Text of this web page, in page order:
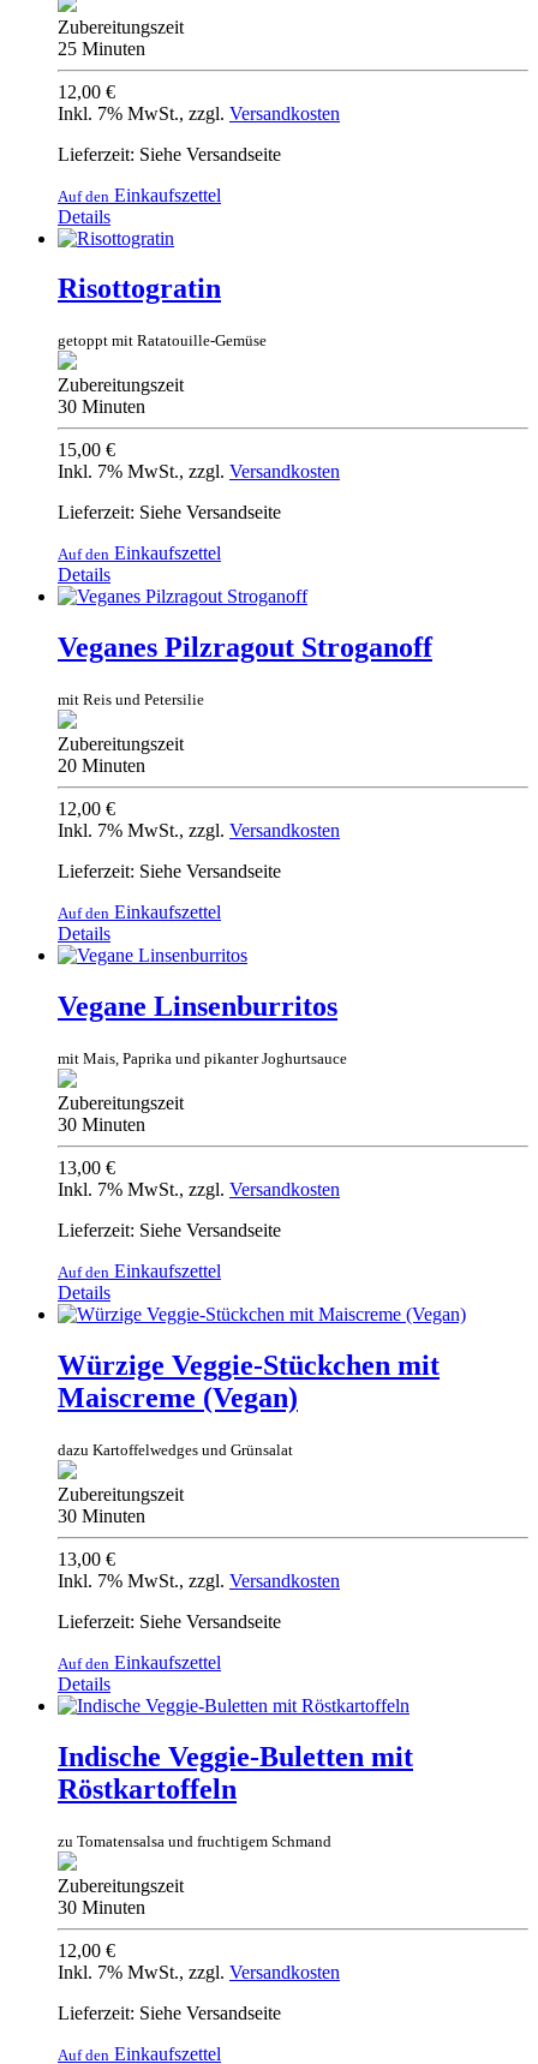
Zubereitungszeit
25 Minuten
12,00 €
Inkl. 7% MwSt., zzgl. Versandkosten
Lieferzeit: Siehe Versandseite
Auf den Einkaufszettel
Details
Risottogratin
getoppt mit Ratatouille-Gemüse
Zubereitungszeit
30 Minuten
15,00 €
Inkl. 7% MwSt., zzgl. Versandkosten
Lieferzeit: Siehe Versandseite
Auf den Einkaufszettel
Details
Veganes Pilzragout Stroganoff
mit Reis und Petersilie
Zubereitungszeit
20 Minuten
12,00 €
Inkl. 7% MwSt., zzgl. Versandkosten
Lieferzeit: Siehe Versandseite
Auf den Einkaufszettel
Details
Vegane Linsenburritos
mit Mais, Paprika und pikanter Joghurtsauce
Zubereitungszeit
30 Minuten
13,00 €
Inkl. 7% MwSt., zzgl. Versandkosten
Lieferzeit: Siehe Versandseite
Auf den Einkaufszettel
Details
Würzige Veggie-Stückchen mit
Maiscreme (Vegan)
dazu Kartoffelwedges und Grünsalat
Zubereitungszeit
30 Minuten
13,00 €
Inkl. 7% MwSt., zzgl. Versandkosten
Lieferzeit: Siehe Versandseite
Auf den Einkaufszettel
Details
Indische Veggie-Buletten mit
Röstkartoffeln
zu Tomatensalsa und fruchtigem Schmand
Zubereitungszeit
30 Minuten
12,00 €
Inkl. 7% MwSt., zzgl. Versandkosten
Lieferzeit: Siehe Versandseite
Auf den Einkaufszettel